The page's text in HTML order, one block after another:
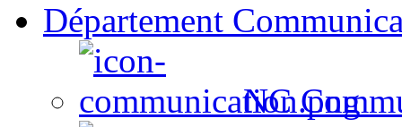
Département
NC